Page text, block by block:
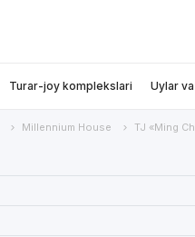
Turar-joy komplekslari Uylar
Millennium House TJ «Ming